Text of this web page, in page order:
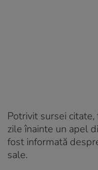
Potrivit sursei
zile înainte un apel
fost informată
sale.